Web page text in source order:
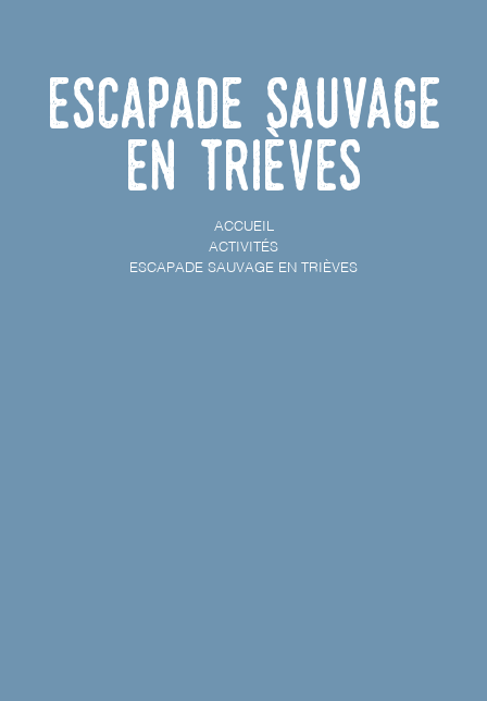
Escapade sauvage
en Trièves
ACCUEIL
ACTIVITÉS
ESCAPADE SAUVAGE EN TRIÈVES